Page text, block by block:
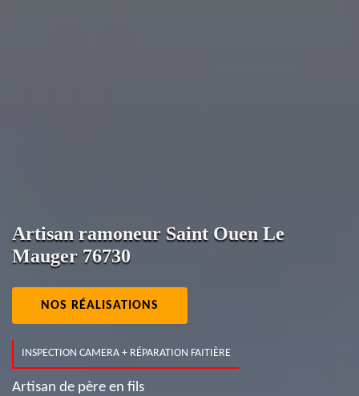
Artisan ramoneur Saint Ouen Le
Mauger 76730
NOS RÉALISATIONS
INSPECTION CAMERA + RÉPARATION FAITIÈRE
Artisan de père en fils